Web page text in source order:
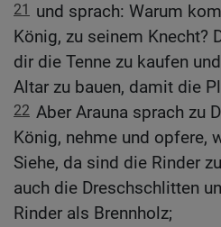
21
und sprach: Warum
König, zu seinem Knecht?
dir die Tenne zu kaufen
Altar zu bauen, damit die
22 Aber Arauna sprach zu
König, nehme und opfere,
Siehe, da sind die Rinder
auch die Dreschschlitten
Rinder als Brennholz;